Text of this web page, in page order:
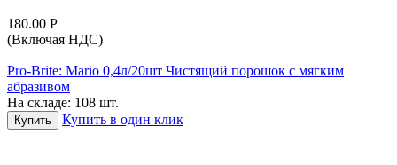
180.00 Р
(Включая НДС)
Pro-Brite: Mario 0,4л/20шт Чистящий порошок с мягким
абразивом
На складе: 108 шт.
Купить Купить в один клик